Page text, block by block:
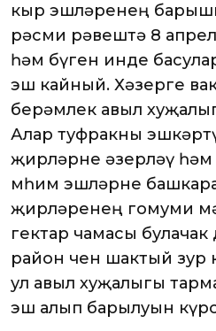
кыр эшләренең
рәсми рәвештә 8
һәм бүген инде
эш кайный. Хәзерге
берәмлек авыл
Алар туфракны
җирләрне әзерләү һәм
мөһим эшләрне
җирләренең гомуми
гектар чамасы булачак
район өчен шактый зур
ул авыл хуҗалыгы
эш алып барылуын